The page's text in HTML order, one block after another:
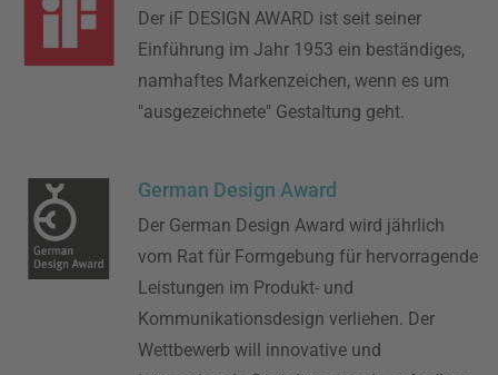
Der iF DESIGN AWARD ist seit seiner
Einführung im Jahr 1953 ein beständiges,
namhaftes Markenzeichen, wenn es um
"ausgezeichnete" Gestaltung geht.
German Design Award
Der German Design Award wird jährlich
vom Rat für Formgebung für hervorragende
Leistungen im Produkt- und
Kommunikationsdesign verliehen. Der
Wettbewerb will innovative und